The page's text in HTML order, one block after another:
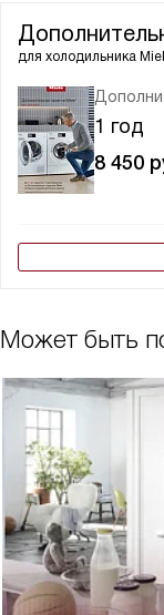
для холодильника
1 год
8 450
Может быть